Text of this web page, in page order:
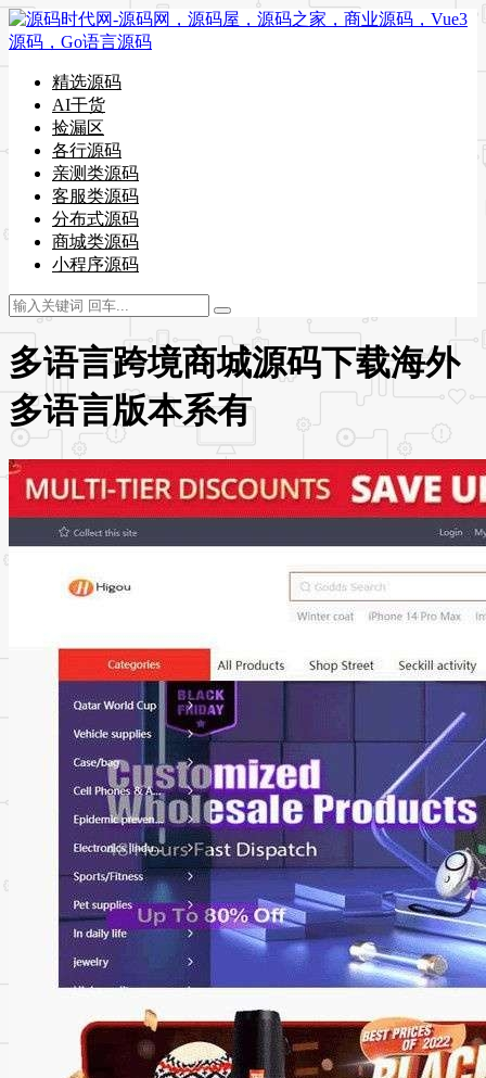
精选源码
AI干货
捡漏区
各行源码
亲测类源码
客服类源码
分布式源码
商城类源码
小程序源码
多语言跨境商城源码下载海外
多语言版本系有